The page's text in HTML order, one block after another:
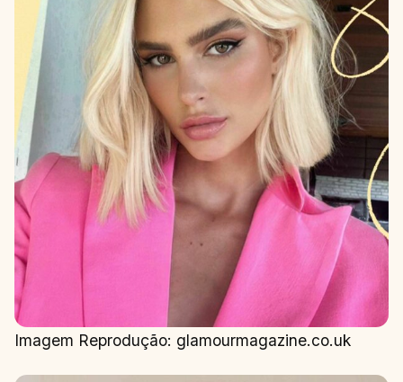
Imagem Reprodução: glamourmagazine.co.uk